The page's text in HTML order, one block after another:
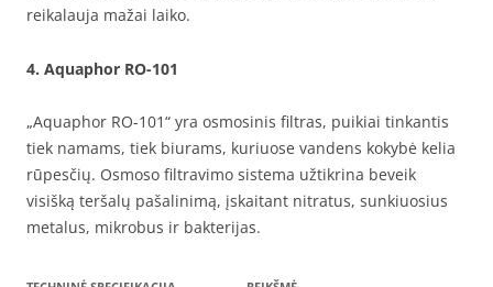
reikalauja mažai laiko.
4. Aquaphor RO-101
„Aquaphor RO-101“ yra osmosinis filtras, puikiai tinkantis
tiek namams, tiek biurams, kuriuose vandens kokybė kelia
rūpesčių. Osmoso filtravimo sistema užtikrina beveik
visišką teršalų pašalinimą, įskaitant nitratus, sunkiuosius
metalus, mikrobus ir bakterijas.